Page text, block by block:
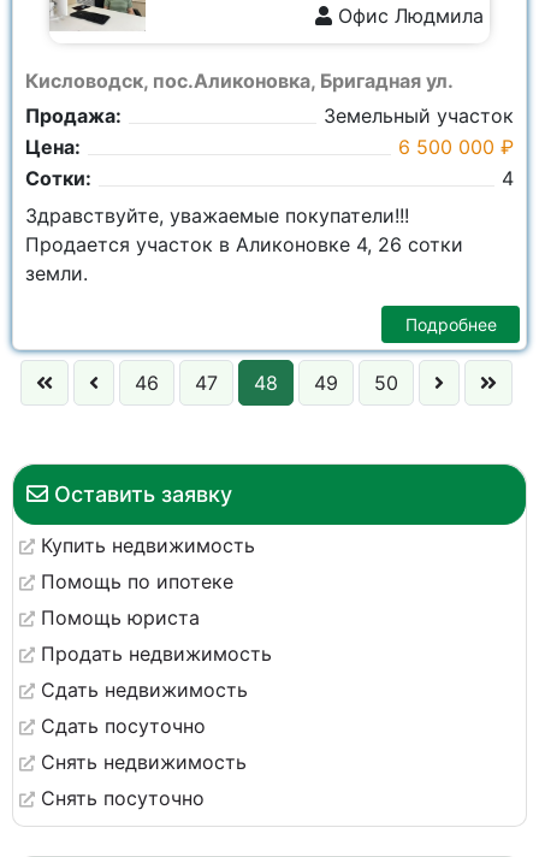
Оставить заявку
Купить недвижимость
Помощь по ипотеке
Помощь юриста
Продать недвижимость
Сдать недвижимость
Сдать посуточно
Снять недвижимость
Снять посуточно
Кисловодск, пос.Аликоновка, Бригадная ул.
Продажа:
Земельный участок
Цена:
6 500 000 ₽
Сотки:
4
Офис Людмила
Здравствуйте, уважаемые покупатели!!!
Продается участок в Аликоновке 4, 26 сотки
земли.
Подробнее
46 47 48 49 50